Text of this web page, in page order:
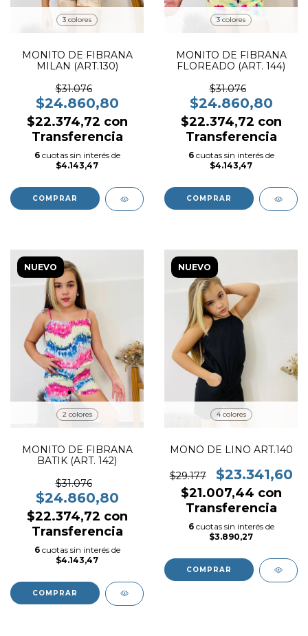
3 colores
MONITO DE FIBRANA
MILAN (ART.130)
$31.076
$24.860,80
$22.374,72 con
Transferencia
6 cuotas sin interés de
$4.143,47
COMPRAR
3 colores
MONITO DE FIBRANA
FLOREADO (ART. 144)
$31.076
$24.860,80
$22.374,72 con
Transferencia
6 cuotas sin interés de
$4.143,47
COMPRAR
NUEVO
2 colores
MONITO DE FIBRANA
BATIK (ART. 142)
$31.076
$24.860,80
$22.374,72 con
Transferencia
6 cuotas sin interés de
$4.143,47
COMPRAR
NUEVO
4 colores
MONO DE LINO ART.140
$29.177 $23.341,60
$21.007,44 con
Transferencia
6 cuotas sin interés de
$3.890,27
COMPRAR